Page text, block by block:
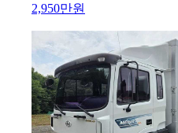
2,950만원